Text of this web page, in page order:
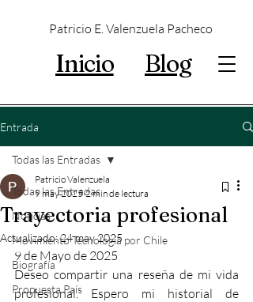
Patricio E. Valenzuela Pacheco
Inicio Blog
Entrada
Todas las Entradas
Noticias
Movimiento Tecnología por Chile
Biografía
Propuesta País
Todas las Entradas
Trayectoria profesional
Patricio Valenzuela
9 may 2025 2 min de lectura
Actualizado:24 may 2025
9 de Mayo de 2025
Deseo compartir una reseña de mi vida
profesional. Espero mi historial de